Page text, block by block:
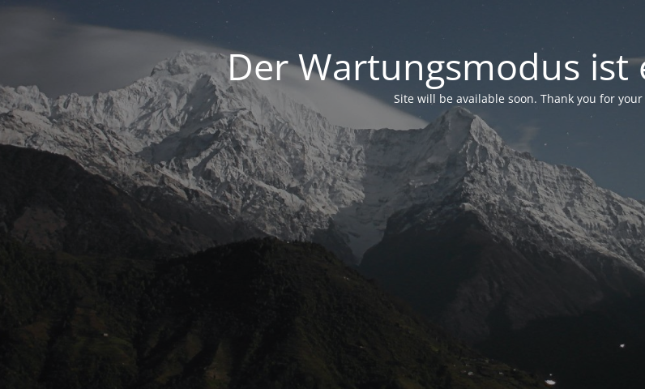
Der Wartungsmodus ist
Site will be available soon. Thank you for